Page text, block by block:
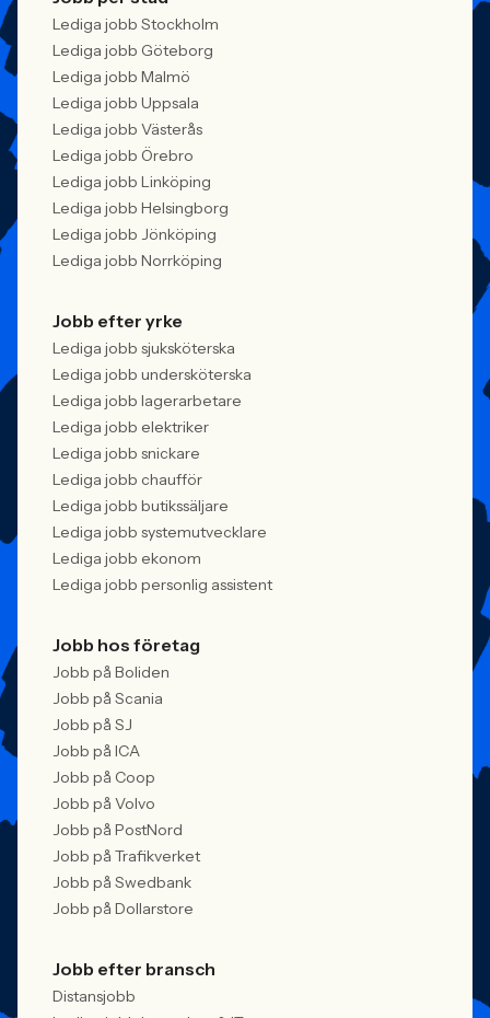
Lediga jobb Stockholm
Lediga jobb Göteborg
Lediga jobb Malmö
Lediga jobb Uppsala
Lediga jobb Västerås
Lediga jobb Örebro
Lediga jobb Linköping
Lediga jobb Helsingborg
Lediga jobb Jönköping
Lediga jobb Norrköping
Jobb efter yrke
Lediga jobb sjuksköterska
Lediga jobb undersköterska
Lediga jobb lagerarbetare
Lediga jobb elektriker
Lediga jobb snickare
Lediga jobb chaufför
Lediga jobb butikssäljare
Lediga jobb systemutvecklare
Lediga jobb ekonom
Lediga jobb personlig assistent
Jobb hos företag
Jobb på Boliden
Jobb på Scania
Jobb på SJ
Jobb på ICA
Jobb på Coop
Jobb på Volvo
Jobb på PostNord
Jobb på Trafikverket
Jobb på Swedbank
Jobb på Dollarstore
Jobb efter bransch
Distansjobb